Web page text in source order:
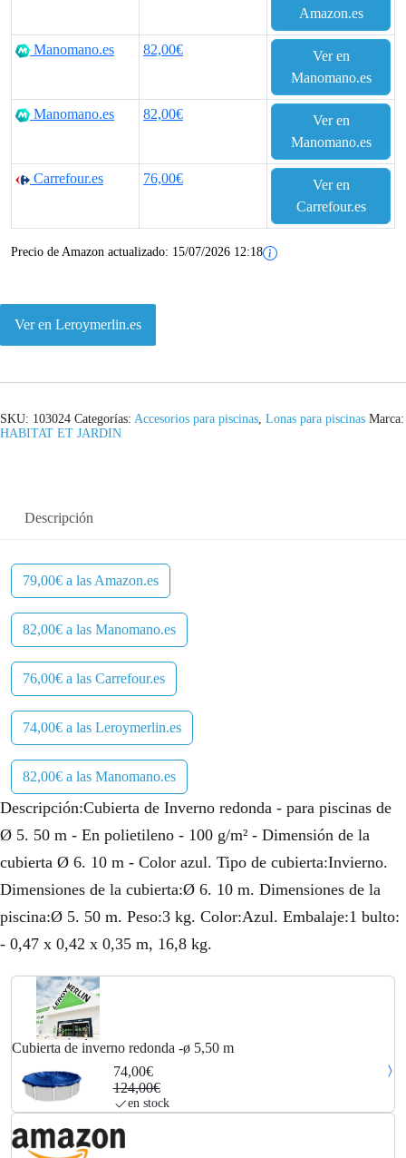
o
r
g
n
l
e
r
a
2
4
,
0
0
€
.
o
c
u
l
:
7
4
€
.
Amazon.es
Manomano.es 82,00€
Ver en
Manomano.es
Manomano.es 82,00€
Ver en
Manomano.es
Carrefour.es 76,00€
Ver en
Carrefour.es
Precio de Amazon actualizado: 15/07/2026 12:18
Ver en Leroymerlin.es
SKU: 103024 Categorías: Accesorios para piscinas, Lonas para piscinas Marca:
HABITAT ET JARDIN
Descripción
79,00€ a las Amazon.es
82,00€ a las Manomano.es
76,00€ a las Carrefour.es
74,00€ a las Leroymerlin.es
82,00€ a las Manomano.es
Descripción:Cubierta de Inverno redonda - para piscinas de
Ø 5. 50 m - En polietileno - 100 g/m² - Dimensión de la
cubierta Ø 6. 10 m - Color azul. Tipo de cubierta:Invierno.
Dimensiones de la cubierta:Ø 6. 10 m. Dimensiones de la
piscina:Ø 5. 50 m. Peso:3 kg. Color:Azul. Embalaje:1 bulto:
- 0,47 x 0,42 x 0,35 m, 16,8 kg.
Cubierta de inverno redonda -ø 5,50 m
74,00€
124,00€
en stock